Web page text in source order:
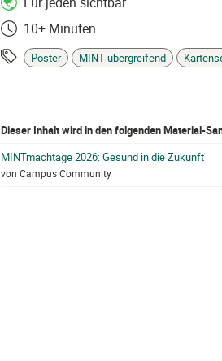
Zeit 10+ Minuten
Tags Poster MINT übergreifend
Dieser Inhalt wird in den folgenden Material-
MINTmachtage 2026: Gesund in die Zukunft
von Campus Community